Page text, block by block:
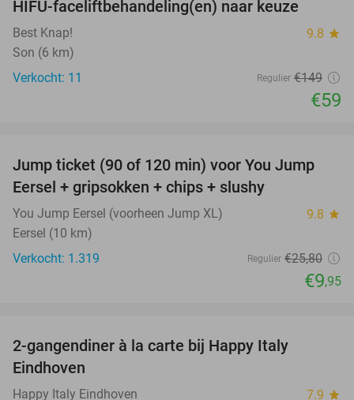
HIFU-faceliftbehandeling(en) naar keuze
Best Knap! 9.8 star
Son (6 km)
Verkocht: 11
Regulier €149
€59
61%
Jump ticket (90 of 120 min) voor You Jump
Eersel + gripsokken + chips + slushy
You Jump Eersel (voorheen Jump XL) 9.8 star
Eersel (10 km)
Verkocht: 1.319
Regulier €25,80
€9,95
2-gangendiner à la carte bij Happy Italy
Eindhoven
Happy Italy Eindhoven 7.9 star